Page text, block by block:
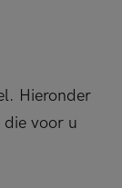
Hieronder
die voor u